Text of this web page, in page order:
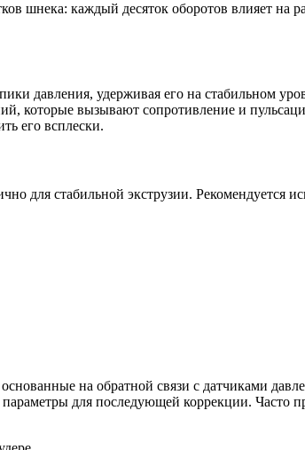
шнека: каждый десяток оборотов влияет на
давления, удерживая его на стабильном
которые вызывают сопротивление и
его всплески.
для стабильной экструзии. Рекомендуется
на обратной связи с датчиками
для последующей коррекции. Часто